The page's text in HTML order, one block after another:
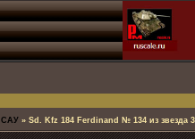
САУ » Sd. Kfz 184 Ferdinand № 134 из звезда